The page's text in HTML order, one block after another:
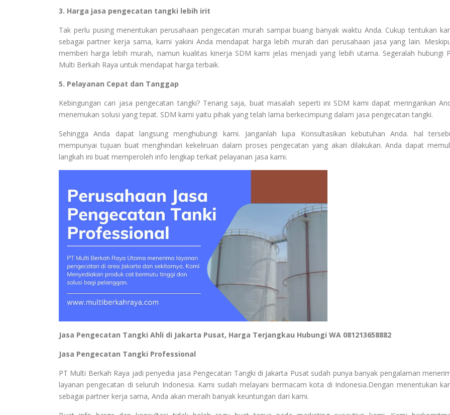
3. Harga jasa pengecatan tangki lebih irit
Tak perlu pusing menentukan perusahaan pengecatan murah sampai buang banyak waktu Anda. Cukup tentukan
sebagai partner kerja sama, kami yakini Anda mendapat harga lebih murah dari perusahaan jasa yang lain.
memberi harga lebih murah, namun kualitas kinerja SDM kami jelas menjadi yang lebih utama. Segeralah hubungi
Multi Berkah Raya untuk mendapat harga terbaik.
5. Pelayanan Cepat dan Tanggap
Kebingungan cari jasa pengecatan tangki? Tenang saja, buat masalah seperti ini SDM kami dapat meringankan
menemukan solusi yang tepat. SDM kami yaitu pihak yang telah lama berkecimpung dalam jasa pengecatan tangki.
Sehingga Anda dapat langsung menghubungi kami. Janganlah lupa Konsultasikan kebutuhan Anda. hal
mempunyai tujuan buat menghindari kekeliruan dalam proses pengecatan yang akan dilakukan. Anda dapat
langkah ini buat memperoleh info lengkap terkait pelayanan jasa kami.
Jasa Pengecatan Tangki Ahli di Jakarta Pusat, Harga Terjangkau Hubungi WA 081213658882
Jasa Pengecatan Tangki Professional
PT Multi Berkah Raya jadi penyedia jasa Pengecatan Tangki di Jakarta Pusat sudah punya banyak pengalaman
layanan pengecatan di seluruh Indonesia. Kami sudah melayani bermacam kota di Indonesia.Dengan menentukan
sebagai partner kerja sama, Anda akan meraih banyak keuntungan dari kami.